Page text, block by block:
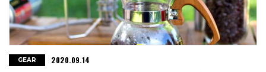
GEAR 2020.09.14